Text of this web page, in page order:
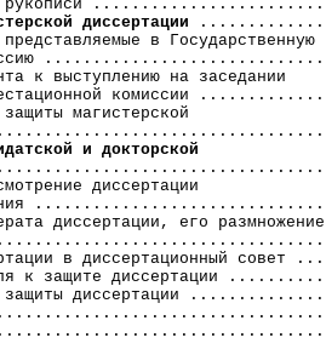
диссертации
в Государственную
к выступлению на заседании
комиссии
магистерской
и докторской
диссертации
диссертации, его размножение
в диссертационный совет
к защите диссертации
диссертации